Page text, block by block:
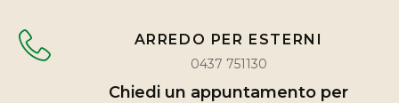
ARREDO PER ESTERNI
0437 751130
Chiedi un appuntamento per